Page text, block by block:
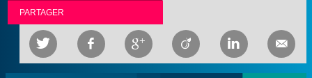
PARTAGER
     